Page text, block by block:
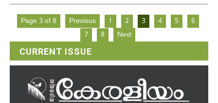
Page 3 of 8 Previous 1 2 3 4 5
6
7
8 Next
CURRENT ISSUE